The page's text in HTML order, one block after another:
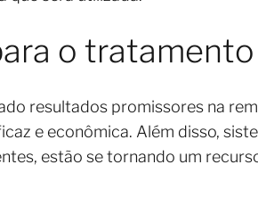
o
resultados promissores na
e econômica. Além disso,
estão se tornando um